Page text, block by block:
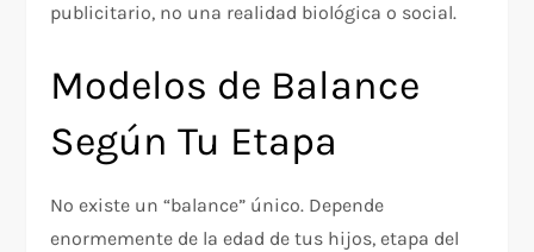
publicitario, no una realidad biológica o social.​
Modelos de Balance
Según Tu Etapa
No existe un “balance” único. Depende
enormemente de la edad de tus hijos, etapa del